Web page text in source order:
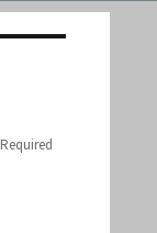
Required